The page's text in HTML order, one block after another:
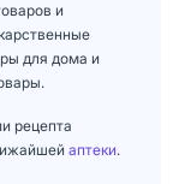
и
для дома и
рецепта
аптеки.